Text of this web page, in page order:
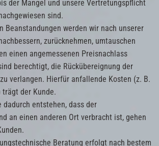
der Mangel und unsere Vertretungspflicht
sind.
Beanstandungen werden wir nach unserer
zurücknehmen, umtauschen
einen angemessenen Preisnachlass
berechtigt, die Rückübereignung der
verlangen. Hierfür anfallende Kosten (z. B.
der Kunde.
dadurch entstehen, dass der
an einen anderen Ort verbracht ist, gehen
Beratung erfolgt nach bestem